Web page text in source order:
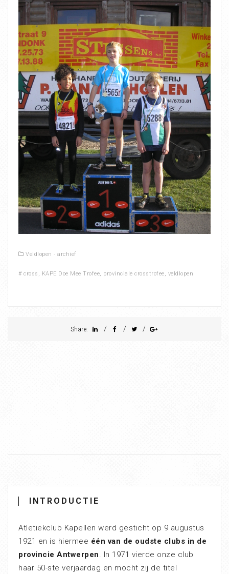
Veldlopen - archief
# cross , KAPE Doe Mee Trofee, provinciale crosstrofee, veldlopen
Share: / / /
INTRODUCTIE
Atletiekclub Kapellen werd gesticht op 9 augustus
1921 en is hiermee één van de oudste clubs in de
provincie Antwerpen. In 1971 vierde onze club
haar 50-ste verjaardag en mocht zij de titel